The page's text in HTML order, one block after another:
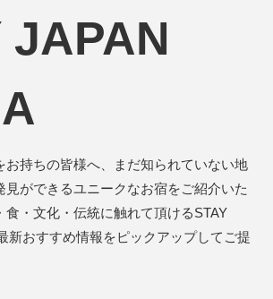
JAPAN
お持ちの皆様へ、まだ知られていない地
見ができるユニークなお宿をご紹介いた
食・文化・伝統に触れて頂けるSTAY
新おすすめ情報をピックアップしてご提